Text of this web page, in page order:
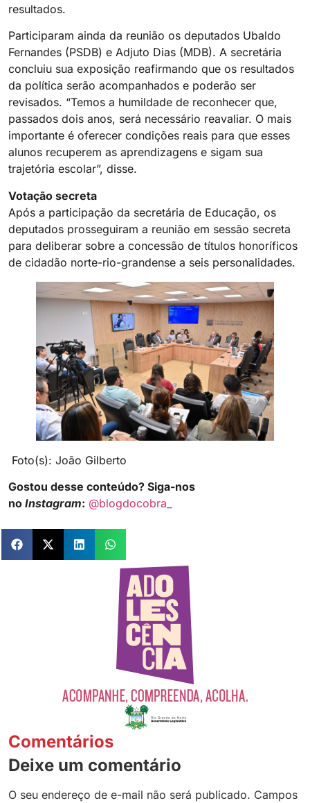
resultados.
Participaram ainda da reunião os deputados Ubaldo
Fernandes (PSDB) e Adjuto Dias (MDB). A secretária
concluiu sua exposição reafirmando que os resultados
da política serão acompanhados e poderão ser
revisados. “Temos a humildade de reconhecer que,
passados dois anos, será necessário reavaliar. O mais
importante é oferecer condições reais para que esses
alunos recuperem as aprendizagens e sigam sua
trajetória escolar”, disse.
Votação secreta
Após a participação da secretária de Educação, os
deputados prosseguiram a reunião em sessão secreta
para deliberar sobre a concessão de títulos honoríficos
de cidadão norte-rio-grandense a seis personalidades.
Foto(s): João Gilberto
Gostou desse conteúdo? Siga-nos
no Instagram: @blogdocobra_
Comentários
Deixe um comentário
O seu endereço de e-mail não será publicado. Campos